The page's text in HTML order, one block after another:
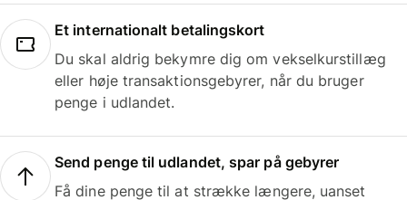
Et internationalt betalingskort
Du skal aldrig bekymre dig om vekselkurstillæg
eller høje transaktionsgebyrer, når du bruger
penge i udlandet.
Send penge til udlandet, spar på gebyrer
Få dine penge til at strække længere, uanset